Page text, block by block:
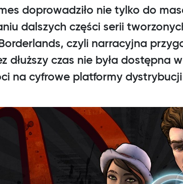
doprowadziło nie tylko do
dalszych części serii
czyli narracyjna
dłuższy czas nie była dostępna
na cyfrowe platformy